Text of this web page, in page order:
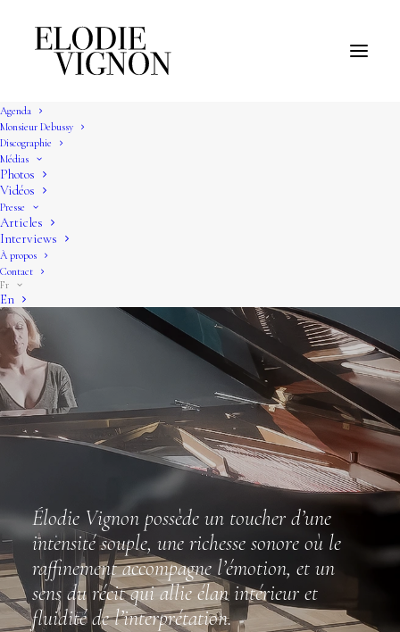
Agenda
Monsieur Debussy
Discographie
Médias
Photos
Vidéos
Presse
Articles
Interviews
À propos
Contact
Fr
En
Élodie Vignon possède un toucher d’une
intensité souple, une richesse sonore où le
raffinement accompagne l’émotion, et un
sens du récit qui allie élan intérieur et
fluidité de l’interprétation.